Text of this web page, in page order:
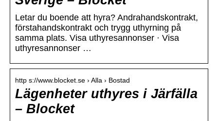
Letar du boende att hyra? Andrahandskontrakt,
förstahandskontrakt och trygg uthyrning på
samma plats. Visa uthyresannonser · Visa
uthyresannonser …
http s://www.blocket.se › Alla › Bostad
Lägenheter uthyres i Järfälla
– Blocket